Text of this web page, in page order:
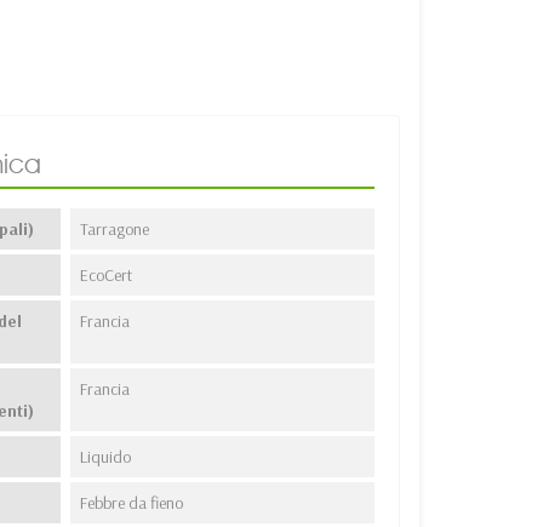
Tarragone
EcoCert
Francia
Francia
Liquido
Febbre da fieno